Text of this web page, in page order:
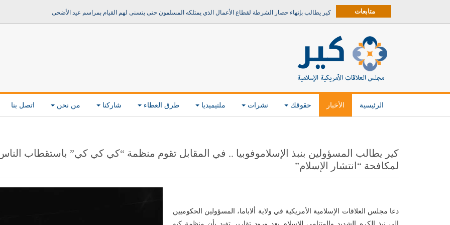
متابعات كير يطالب بإنهاء حصار الشرطة لقطاع الأعمال الذي يمتلكه المسلمون حتى يتسنى لهم القيام بمراسم عيد الأضحى
الرئيسية الأخبار حقوقك نشرات ملتيميديا طرق العطاء شاركنا من نحن اتصل بنا
كير يطالب المسؤولين بنبذ الإسلاموفوبيا .. في المقابل تقوم منظمة “كي كي كي” باستقطاب
لمكافحة “انتشار الإسلام”
دعا مجلس العلاقات الإسلامية الأمريكية في ولاية ألاباما، المسؤولين الحكوميين